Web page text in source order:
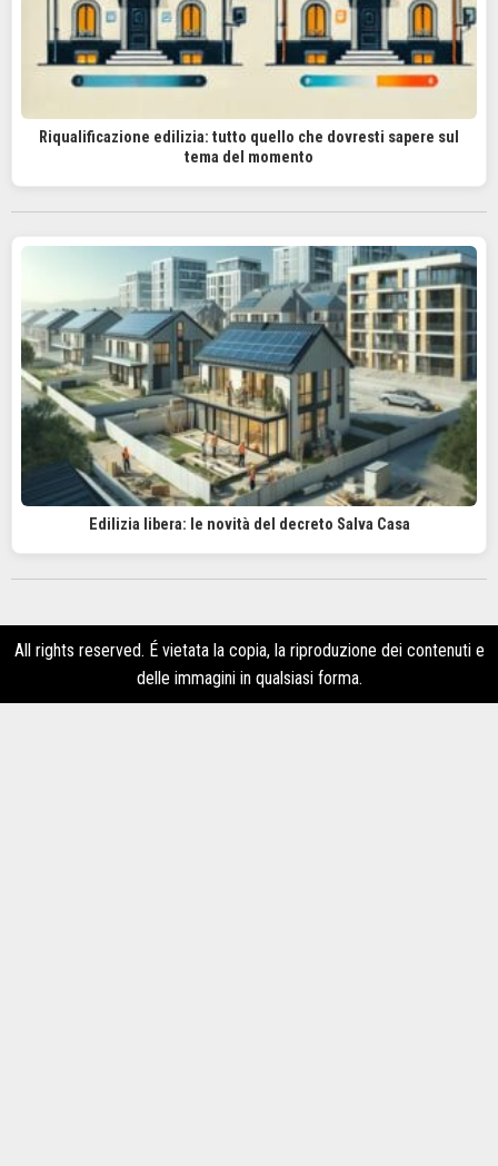
Riqualificazione edilizia: tutto quello che dovresti sapere sul
tema del momento
Edilizia libera: le novità del decreto Salva Casa
All rights reserved. É vietata la copia, la riproduzione dei contenuti e
delle immagini in qualsiasi forma.